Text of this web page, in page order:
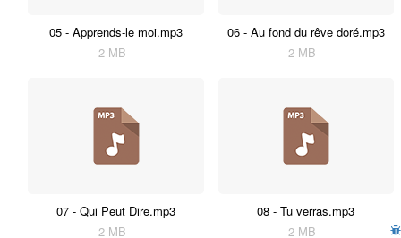
05 - Apprends-le moi.mp3
2 MB
06 - Au fond du rêve doré.mp3
2 MB
07 - Qui Peut Dire.mp3
2 MB
08 - Tu verras.mp3
2 MB